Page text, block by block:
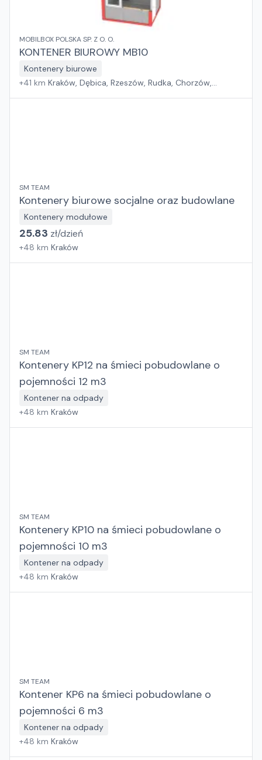
MOBILBOX POLSKA SP. Z O. O.
KONTENER BIUROWY MB10
Kontenery biurowe
+41 km Kraków, Dębica, Rzeszów, Rudka, Chorzów,
SM TEAM
Kontenery biurowe socjalne oraz budowlane
Kontenery modułowe
25.83 zł/dzień
+48 km Kraków
SM TEAM
Kontenery KP12 na śmieci pobudowlane o
pojemności 12 m3
Kontener na odpady
+48 km Kraków
SM TEAM
Kontenery KP10 na śmieci pobudowlane o
pojemności 10 m3
Kontener na odpady
+48 km Kraków
SM TEAM
Kontener KP6 na śmieci pobudowlane o
pojemności 6 m3
Kontener na odpady
+48 km Kraków